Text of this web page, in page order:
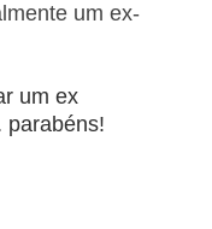
um ex-
um ex
parabéns!